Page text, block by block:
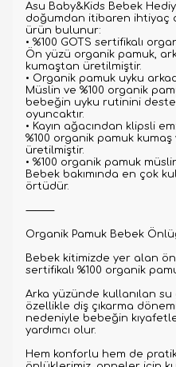
Asu Baby&Kids Bebek
doğumdan itibaren ihtiyaç
ürün bulunur:
• %100 GOTS sertifikalı
Ön yüzü organik pamuk,
kumaştan üretilmiştir.
• Organik pamuk uyku
Müslin ve %100 organik
bebeğin uyku rutinini
oyuncaktır.
• Kayın ağacından klipsli
%100 organik pamuk
üretilmiştir.
• %100 organik pamuk
Bebek bakımında en çok
örtüdür.
⸻
Organik Pamuk Bebek
Bebek kitimizde yer alan
sertifikalı %100 organik
Arka yüzünde kullanılan
özellikle diş çıkarma
nedeniyle bebeğin
yardımcı olur.
Hem konforlu hem de